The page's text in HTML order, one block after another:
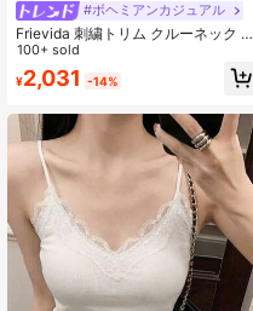
#ボヘミアンカジュアル
Frievida 刺繍トリム クルーネック 長
袖 レディースブラウス ボヘミアン
バケーション ファッショナブルなス
タイル 春秋向け
100+ sold
¥2,031 -14%